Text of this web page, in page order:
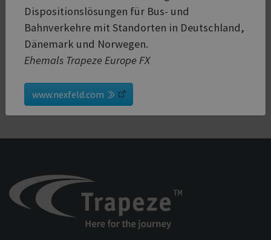
Dispositionslösungen für Bus- und
Bahnverkehre mit Standorten in Deutschland,
Dänemark und Norwegen.
Ehemals Trapeze Europe FX
www.nexfeld.com
Sie möchten mehr erfahren?
Kontaktieren Sie uns noch heute!
Kontakt